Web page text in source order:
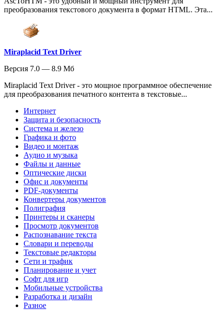
преобразования текстового документа в формат HTML. Эта...
Miraplacid Text Driver
Версия 7.0 — 8.9 Мб
Miraplacid Text Driver - это мощное программное обеспечение
для преобразования печатного контента в текстовые...
Интернет
Защита и безопасность
Система и железо
Графика и фото
Видео и монтаж
Аудио и музыка
Файлы и данные
Оптические диски
Офис и документы
PDF-документы
Конвертеры документов
Полиграфия
Принтеры и сканеры
Просмотр документов
Распознавание текста
Словари и переводы
Текстовые редакторы
Сети и трафик
Планирование и учет
Софт для игр
Мобильные устройства
Разработка и дизайн
Разное